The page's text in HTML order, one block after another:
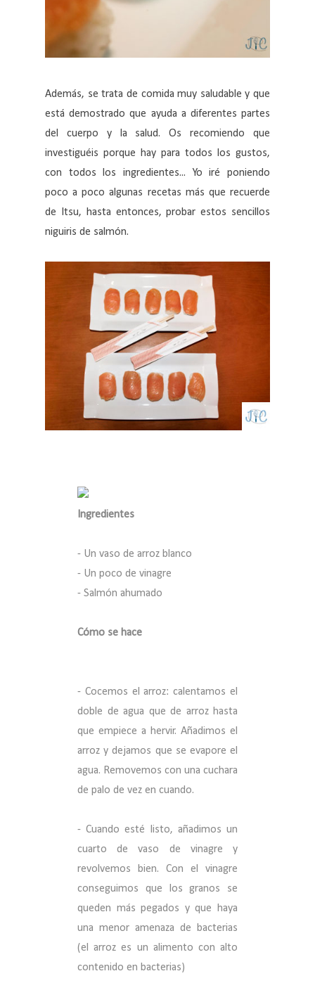
Además, se trata de comida muy saludable y que
está demostrado que ayuda a diferentes partes
del cuerpo y la salud. Os recomiendo que
investiguéis porque hay para todos los gustos,
con todos los ingredientes... Yo iré poniendo
poco a poco algunas recetas más que recuerde
de Itsu, hasta entonces, probar estos sencillos
niguiris de salmón.
Ingredientes
- Un vaso de arroz blanco
- Un poco de vinagre
- Salmón ahumado
Cómo se hace
- Cocemos el arroz: calentamos el
doble de agua que de arroz hasta
que empiece a hervir. Añadimos el
arroz y dejamos que se evapore el
agua. Removemos con una cuchara
de palo de vez en cuando.
- Cuando esté listo, añadimos un
cuarto de vaso de vinagre y
revolvemos bien. Con el vinagre
conseguimos que los granos se
queden más pegados y que haya
una menor amenaza de bacterias
(el arroz es un alimento con alto
contenido en bacterias)